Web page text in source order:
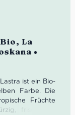
La
•
ist ein Bio-
Farbe. Die
Früchte
frisch und